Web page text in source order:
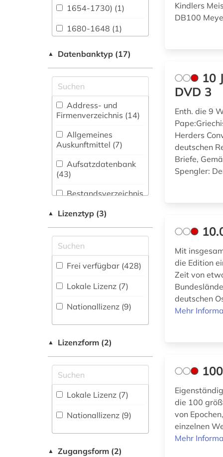
Anglistik.
Amerikanistik (49)
Vermessungswesen
(125)
Biologie,
Biotechnologie (18)
Buch- und
Bibliothekswesen,
Informationswissenschaft
(69)
Chemie und
Elektrotechnik,
Elektronik,
Nachrichtentechnik (6)
Energietechnik (8)
Ethnologie (76)
Geographie (47)
Skandinavistik (57)
Geschichte (150)
Geschichte der
Pädagogik und des
Bildungswesens (1)
Informatik (11)
1654-1730) (1)
1680-1648 (1)
20. jahrhundert (1)
2003> (1)
aarhus (1)
abbildung (2)
aberglaube (1)
adressbuch (4)
adresse (1)
adressen (1)
adreßbuch (2)
afrikanistik (1)
akademie (1)
bildenden künste (1)
akademie der
münchen (1)
(1)
akademie der
wissenschaften (1)
akdademie der
künste (1)
albrecht (4)
▲ Datenbanktyp (17)
Address- und
Firmenverzeichnis (14)
Allgemeines
Auskunftmittel (7)
Aufsatzdatenbank
(43)
Bestandsverzeichnis
Buchhandelsverzeichnis
Disziplinäre
Forschungsdatenrepositorien
(1
Repositorien (1
(108
Faktendatenbank
(68)
National-,
▲ Lizenztyp (3)
Frei verfügbar (428)
Lokale Lizenz (7)
Nationallizenz (9)
▲ Lizenzform (2)
Lokale Lizenz (7)
Nationallizenz (9)
▲ Zugangsform (2)
Kindlers
DB100
10
DVD 3
Enth. die 9
Herders
deutschen
Briefe,
Spengler:
Mit
die Edition
Zeit von
deutschen
Mehr
die 100
von
einzelnen
Mehr